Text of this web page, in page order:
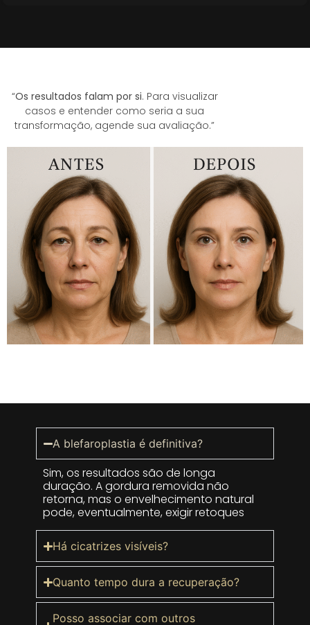
“Os resultados falam por si. Para visualizar
casos e entender como seria a sua
transformação, agende sua avaliação.”
A blefaroplastia é definitiva?
Sim, os resultados são de longa
duração. A gordura removida não
retorna, mas o envelhecimento natural
pode, eventualmente, exigir retoques
Há cicatrizes visíveis?
Quanto tempo dura a recuperação?
Posso associar com outros